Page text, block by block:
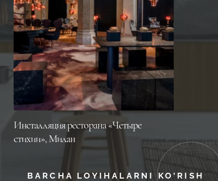
Инсталляция ресторана «Четыре
стихии», Милан
BARCHA LOYIHALARNI KO'RISH